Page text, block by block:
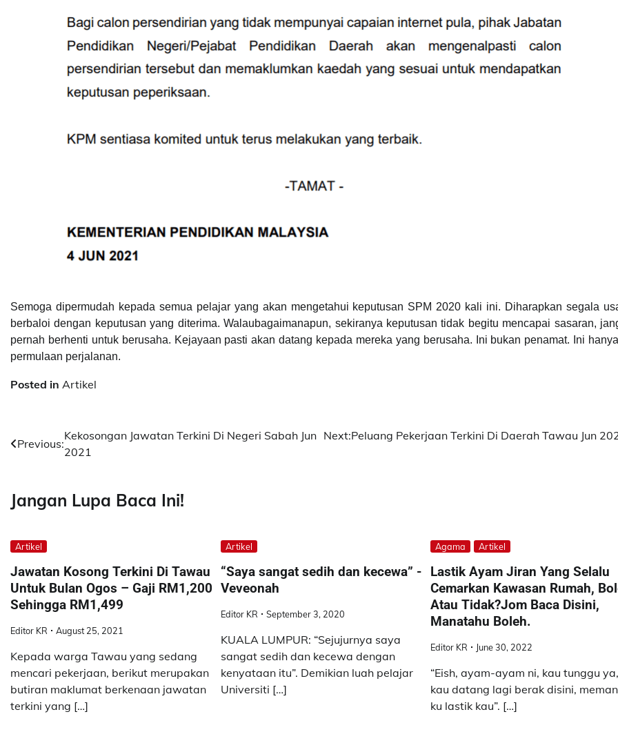
Semoga dipermudah kepada semua pelajar yang akan mengetahui keputusan SPM 2020 kali ini. Diharapkan segala
berbaloi dengan keputusan yang diterima. Walaubagaimanapun, sekiranya keputusan tidak begitu mencapai sasaran,
pernah berhenti untuk berusaha. Kejayaan pasti akan datang kepada mereka yang berusaha. Ini bukan penamat. Ini
permulaan perjalanan.
Posted in Artikel
Post
Previous:
Kekosongan Jawatan Terkini Di Negeri Sabah Jun
2021
Next:Peluang Pekerjaan Terkini Di Daerah Tawau Jun
Jangan Lupa Baca Ini!
Artikel
Jawatan Kosong Terkini Di Tawau
Untuk Bulan Ogos – Gaji RM1,200
Sehingga RM1,499
Editor KR August 25, 2021
Kepada warga Tawau yang sedang
mencari pekerjaan, berikut merupakan
butiran maklumat berkenaan jawatan
terkini yang […]
Artikel
“Saya sangat sedih dan kecewa” -
Veveonah
Editor KR September 3, 2020
KUALA LUMPUR: “Sejujurnya saya
sangat sedih dan kecewa dengan
kenyataan itu”. Demikian luah pelajar
Universiti […]
Agama Artikel
Lastik Ayam Jiran Yang Selalu
Cemarkan Kawasan Rumah,
Atau Tidak?Jom Baca Disini,
Manatahu Boleh.
Editor KR June 30, 2022
“Eish, ayam-ayam ni, kau tunggu
kau datang lagi berak disini,
ku lastik kau”. […]